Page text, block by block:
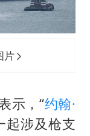
片
示，“约翰·
起涉及枪支